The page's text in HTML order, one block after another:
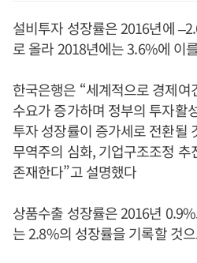
설비투자 성장률은 2016년에
로 올라 2018년에는 3.6%에 이
한국은행은 “세계적으로 경제
수요가 증가하며 정부의 투자활
투자 성장률이 증가세로 전환될
무역주의 심화, 기업구조조정
존재한다”고 설명했다
상품수출 성장률은 2016년
는 2.8%의 성장률을 기록할 것